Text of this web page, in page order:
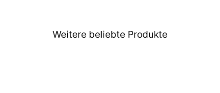
Weitere beliebte Produkte